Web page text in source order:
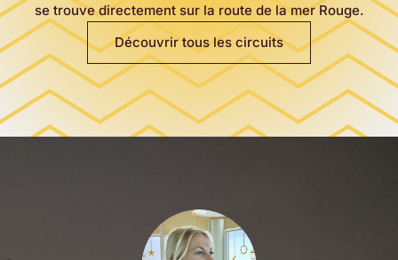
se trouve directement sur la route de la mer Rouge.
Découvrir tous les circuits